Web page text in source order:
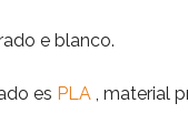
e blanco.
es PLA , material